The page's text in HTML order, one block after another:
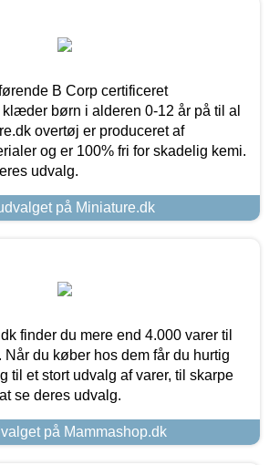
B Corp certificeret
børn i alderen 0-12 år på til al
overtøj er produceret af
og er 100% fri for skadelig kemi.
udvalg.
på Miniature.dk
finder du mere end 4.000 varer til
Når du køber hos dem får du hurtig
til et stort udvalg af varer, til skarpe
se deres udvalg.
på Mammashop.dk